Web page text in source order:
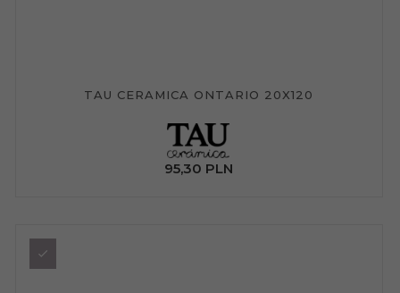
TAU CERAMICA ONTARIO 20X120
95,30 PLN